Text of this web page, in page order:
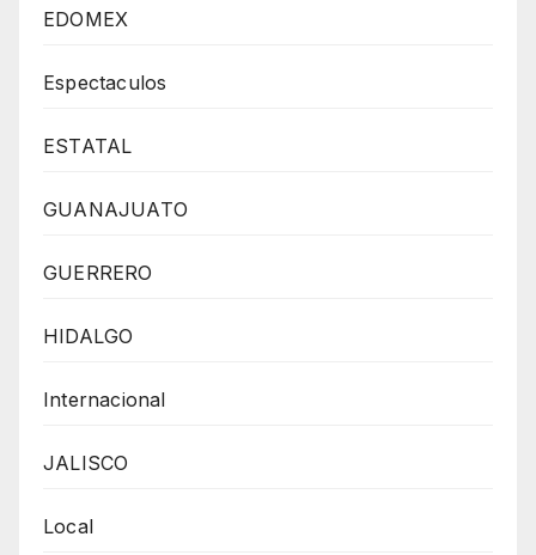
EDOMEX
Espectaculos
ESTATAL
GUANAJUATO
GUERRERO
HIDALGO
Internacional
JALISCO
Local